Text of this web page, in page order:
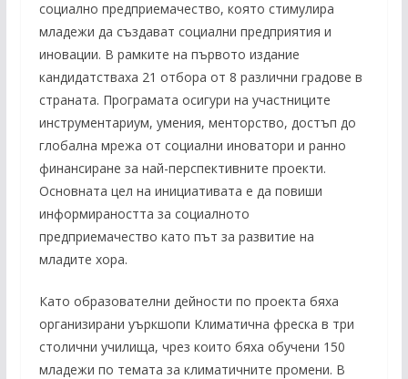
социално предприемачество, която стимулира
младежи да създават социални предприятия и
иновации. В рамките на първото издание
кандидатстваха 21 отбора от 8 различни градове в
страната. Програмата осигури на участниците
инструментариум, умения, менторство, достъп до
глобална мрежа от социални иноватори и ранно
финансиране за най-перспективните проекти.
Основната цел на инициативата е да повиши
информираността за социалното
предприемачество като път за развитие на
младите хора.
Като образователни дейности по проекта бяха
организирани уъркшопи Климатична фреска в три
столични училища, чрез които бяха обучени 150
младежи по темата за климатичните промени. В